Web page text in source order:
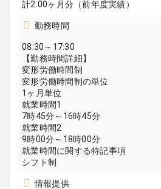
計2.00ヶ月分（前年度実績）
勤務時間
08:30～17:30
【勤務時間詳細】
変形労働時間制
変形労働時間制の単位
1ヶ月単位
就業時間1
7時45分～16時45分
就業時間2
9時00分～18時00分
就業時間に関する特記事項
シフト制
情報提供